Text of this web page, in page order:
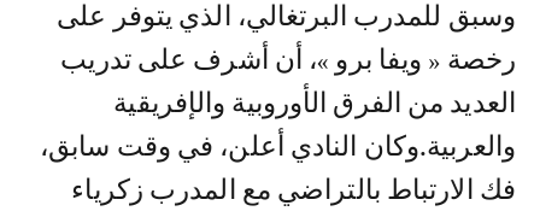
وسبق للمدرب البرتغالي، الذي يتوفر على
رخصة « ويفا برو »، أن أشرف على تدريب
العديد من الفرق الأوروبية والإفريقية
والعربية.وكان النادي أعلن، في وقت سابق،
فك الارتباط بالتراضي مع المدرب زكرياء